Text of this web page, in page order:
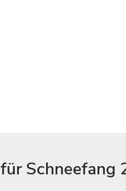
Schneefang